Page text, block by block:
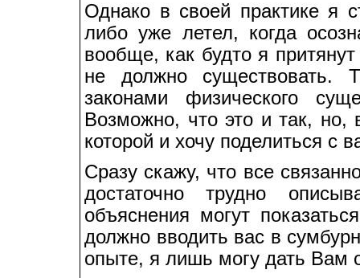
Однако в своей практике я
либо уже летел, когда
вообще, как будто я
не должно существовать.
законами физического
Возможно, что это и так, но,
которой и хочу поделиться с
Сразу скажу, что все
достаточно трудно
объяснения могут
должно вводить вас в
опыте, я лишь могу дать Вам